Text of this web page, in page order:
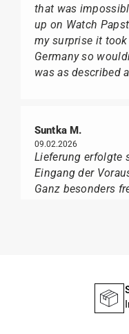
that was
up on Watch
my surprise it
Germany so
was as described
Suntka M.
09.02.2026
Lieferung erfolgte
Eingang der
Ganz besonders
geliefert wurde,
für seine
Service extrem